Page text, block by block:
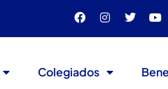
Colegiados